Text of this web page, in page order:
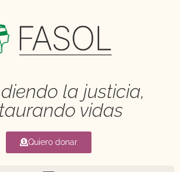
la justicia,
vidas
Quiero donar